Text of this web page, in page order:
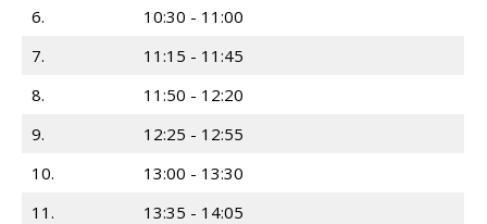
6.
10:30 - 11:00
7.
11:15 - 11:45
8.
11:50 - 12:20
9.
12:25 - 12:55
10.
13:00 - 13:30
11.
13:35 - 14:05